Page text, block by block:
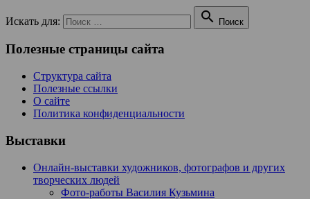
Искать для:  Поиск
Полезные страницы сайта
Структура сайта
Полезные ссылки
О сайте
Политика конфиденциальности
Выставки
Онлайн-выставки художников, фотографов и других
творческих людей
Фото-работы Василия Кузьмина